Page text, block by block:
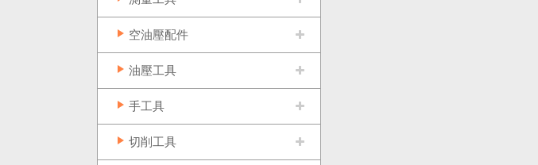
空油壓配件
油壓工具
手工具
切削工具